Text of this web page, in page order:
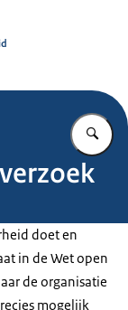
doet en
in de Wet open
de organisatie
mogelijk